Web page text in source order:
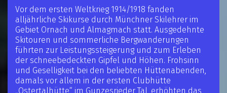
Vor dem ersten Weltkrieg 1914/1918 fanden
alljährliche Skikurse durch Münchner Skilehrer im
Gebiet Ornach und Almagmach statt. Ausgedehnte
Skitouren und sommerliche Bergwanderungen
führten zur Leistungssteigerung und zum Erleben
der schneebedeckten Gipfel und Höhen. Frohsinn
und Geselligkeit bei den beliebten Hüttenabenden,
damals vor allem in der ersten Clubhütte
„Ostertalhütte“ im Gunzesrieder Tal, erhöhten das